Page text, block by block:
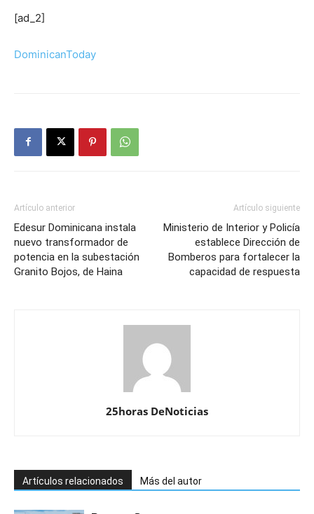
[ad_2]
DominicanToday
Artículo anterior
Edesur Dominicana instala
nuevo transformador de
potencia en la subestación
Granito Bojos, de Haina
Artículo siguiente
Ministerio de Interior y Policía
establece Dirección de
Bomberos para fortalecer la
capacidad de respuesta
25horas DeNoticias
Artículos relacionados Más del autor